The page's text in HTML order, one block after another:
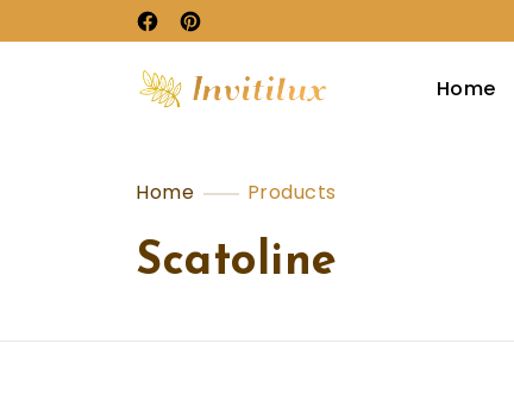
Home
Home Products
Scatoline